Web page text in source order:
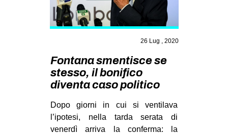
DEGENERAZIONE
GAZA FREESTYLE
CSOA LAMBRETTA
MSM
STUDENTI TSUNAMI
ZAM
MOBILITAZIONI
26 Lug , 2020
Fontana smentisce se
stesso, il bonifico
diventa caso politico
Dopo giorni in cui si ventilava
l’ipotesi, nella tarda serata di
venerdì arriva la conferma: la